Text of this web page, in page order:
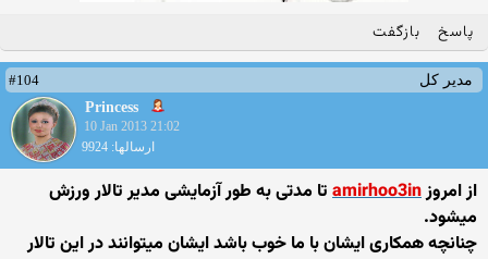
پاسخ بازگفت
مدیر کل
#104
Princess
10 Jan 2013 21:02
ارسالها: 9924
از امروزamirhoo3in تا مدتی به طور آزمایشی مدیر تالار ورزش
میشود.
چنانچه همکاری ایشان با ما خوب باشد ایشان میتوانند در این تالار